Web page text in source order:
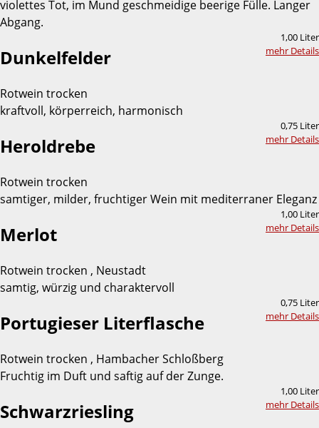
violettes Tot, im Mund geschmeidige beerige Fülle. Langer
Abgang.
1,00 Liter
mehr Details
Dunkelfelder
Rotwein trocken
kraftvoll, körperreich, harmonisch
0,75 Liter
mehr Details
Heroldrebe
Rotwein trocken
samtiger, milder, fruchtiger Wein mit mediterraner Eleganz
1,00 Liter
mehr Details
Merlot
Rotwein trocken , Neustadt
samtig, würzig und charaktervoll
0,75 Liter
mehr Details
Portugieser Literflasche
Rotwein trocken , Hambacher Schloßberg
Fruchtig im Duft und saftig auf der Zunge.
1,00 Liter
mehr Details
Schwarzriesling